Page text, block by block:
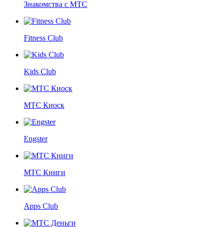
Знакомства с МТС
Fitness Club
Kids Club
МТС Киоск
Engster
МТС Книги
Apps Club